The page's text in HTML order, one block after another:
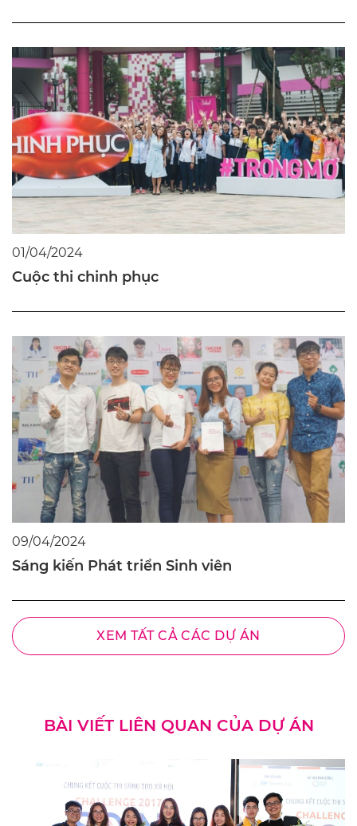
01/04/2024
Cuộc thi chinh phục
09/04/2024
Sáng kiến Phát triển Sinh viên
XEM TẤT CẢ CÁC DỰ ÁN
BÀI VIẾT LIÊN QUAN CỦA DỰ ÁN